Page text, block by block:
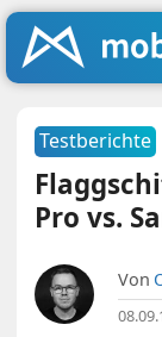
Testberichte
Pro vs.
Von